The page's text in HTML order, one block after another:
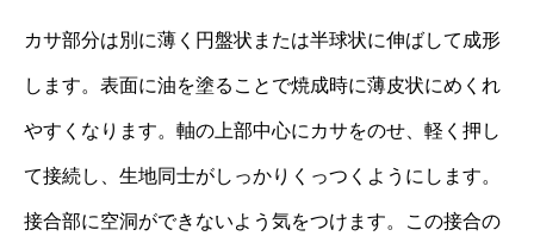
カサ部分は別に薄く円盤状または半球状に伸ばして成形
します。表面に油を塗ることで焼成時に薄皮状にめくれ
やすくなります。軸の上部中心にカサをのせ、軽く押し
て接続し、生地同士がしっかりくっつくようにします。
接合部に空洞ができないよう気をつけます。この接合の